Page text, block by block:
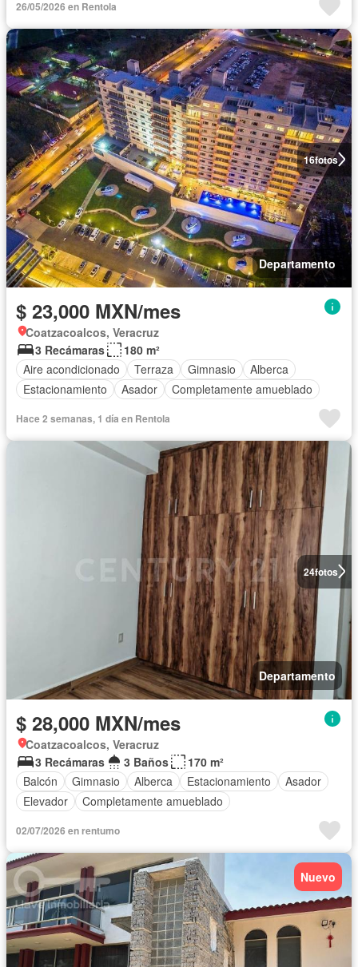
26/05/2026 en Rentola
16fotos
Departamento
$ 23,000 MXN/mes
Coatzacoalcos, Veracruz
3 Recámaras
180 m²
Aire acondicionado
Terraza Gimnasio
Alberca
Estacionamiento
Asador Completamente amueblado
Hace 2 semanas, 1 día en Rentola
24fotos
Departamento
$ 28,000 MXN/mes
Coatzacoalcos, Veracruz
3 Recámaras
3 Baños
170 m²
Balcón
Gimnasio Alberca Estacionamiento
Asador
Elevador
Completamente amueblado
02/07/2026 en rentumo
Nuevo